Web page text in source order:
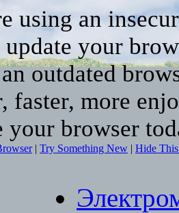
using an
update your
outdated
faster, more
your browser
| Try Something New | Hide